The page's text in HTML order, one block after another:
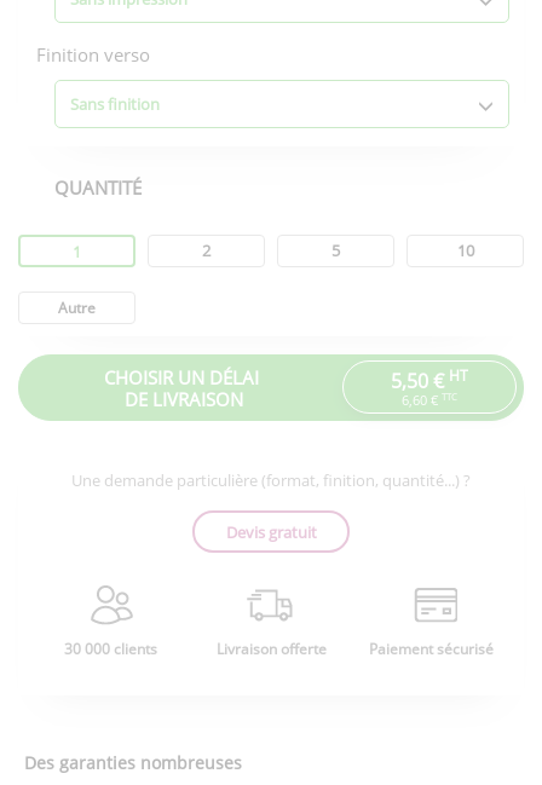
5,50 € HT
6,60 € TTC
Finition verso
Sans finition
Quantité
QUANTITÉ
1 2 5 10
Autre
CHOISIR UN DÉLAI
DE LIVRAISON
Une demande particulière (format, finition, quantité...) ?
Devis gratuit
30 000 clients Livraison offerte Paiement sécurisé
Des garanties nombreuses